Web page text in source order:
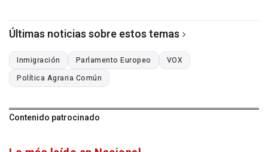
Últimas noticias sobre estos temas
Inmigración Parlamento Europeo
VOX
Política Agraria Común
Contenido patrocinado